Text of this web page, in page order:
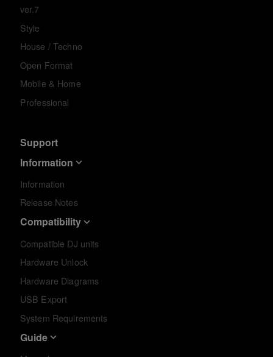
ver.7
Style
House / Techno
Open Format
Mobile & Home
Professional
Support
Information
Information
Release Notes
Compatibility
Compatible DJ units
Hardware Unlock
Hardware Diagrams
USB Export
System Requirements
Guide